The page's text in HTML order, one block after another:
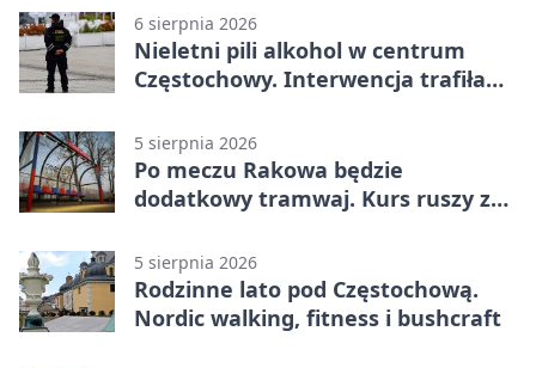
6 sierpnia 2026
Nieletni pili alkohol w centrum
Częstochowy. Interwencja trafiła
5 sierpnia 2026
Po meczu Rakowa będzie
dodatkowy tramwaj. Kurs ruszy ze
5 sierpnia 2026
Rodzinne lato pod Częstochową.
Nordic walking, fitness i bushcraft